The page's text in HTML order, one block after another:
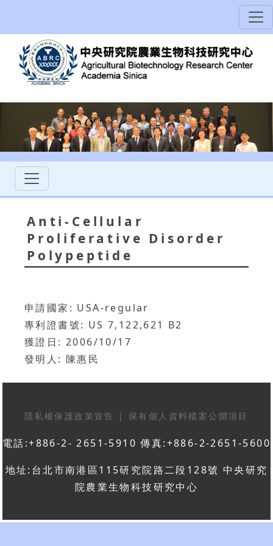
Anti-Cellular
Proliferative Disorder
Polypeptide
申請國家: USA-regular
專利證書號: US 7,122,621 B2
獲證日: 2006/10/17
發明人: 陳惠民
隱私權保護政策宣告 | 保有個人資料檔案公開項目
電話:+886-2- 2651-5910 傳真:+886-2-2651-5600
地址:台北市南港區115研究院路二段128號 中央研究
院農業生物科技研究中心